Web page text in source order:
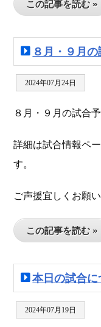
この記事を読む »
８月・９月
2024年07月24日
８月・９月の試合
詳細は試合情報ペ
す。
ご声援宜しくお願い
この記事を読む »
本日の試合に
2024年07月19日